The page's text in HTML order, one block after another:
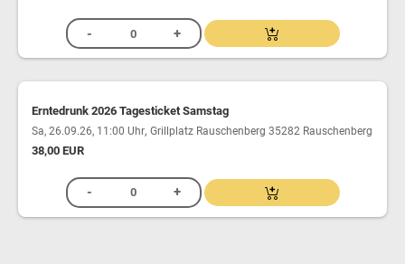
Erntedrunk 2026 Tagesticket Samstag
Sa, 26.09.26, 11:00 Uhr, Grillplatz Rauschenberg 35282 Rauschenberg
38,00 EUR